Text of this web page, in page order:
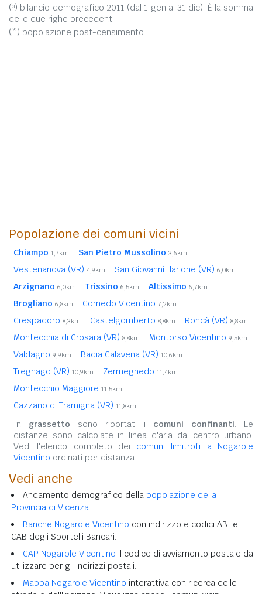
(³) bilancio demografico 2011 (dal 1 gen al 31 dic). È la somma
delle due righe precedenti.
(*) popolazione post-censimento
Popolazione dei comuni vicini
Chiampo 1,7km San Pietro Mussolino 3,6km
Vestenanova (VR) 4,9km San Giovanni Ilarione (VR) 6,0km
Arzignano 6,0km Trissino 6,5km Altissimo 6,7km
Brogliano 6,8km Cornedo Vicentino 7,2km
Crespadoro 8,3km Castelgomberto 8,8km Roncà (VR) 8,8km
Montecchia di Crosara (VR) 8,8km Montorso Vicentino 9,5km
Valdagno 9,9km Badia Calavena (VR) 10,6km
Tregnago (VR) 10,9km Zermeghedo 11,4km
Montecchio Maggiore 11,5km
Cazzano di Tramigna (VR) 11,8km
In grassetto sono riportati i comuni confinanti. Le
distanze sono calcolate in linea d'aria dal centro urbano.
Vedi l'elenco completo dei comuni limitrofi a Nogarole
Vicentino ordinati per distanza.
Vedi anche
Andamento demografico della popolazione della
Provincia di Vicenza.
Banche Nogarole Vicentino con indirizzo e codici ABI e
CAB degli Sportelli Bancari.
CAP Nogarole Vicentino il codice di avviamento postale da
utilizzare per gli indirizzi postali.
Mappa Nogarole Vicentino interattiva con ricerca delle